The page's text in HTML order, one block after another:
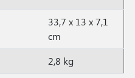
33,7 x 13 x 7,1
cm
2,8 kg